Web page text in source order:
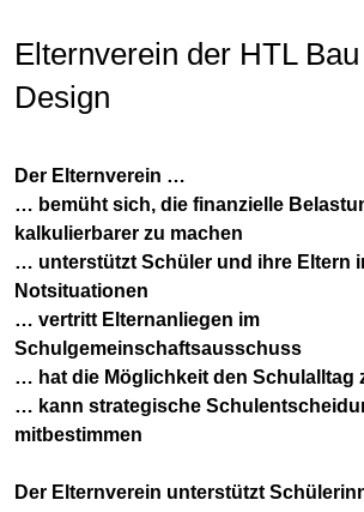
Elternverein der HTL
Design
Der Elternverein …
… bemüht sich, die finanzielle
kalkulierbarer zu machen
… unterstützt Schüler und ihre Eltern
Notsituationen
… vertritt Elternanliegen im
Schulgemeinschaftsausschuss
… hat die Möglichkeit den Schulalltag
… kann strategische
mitbestimmen
Der Elternverein unterstützt